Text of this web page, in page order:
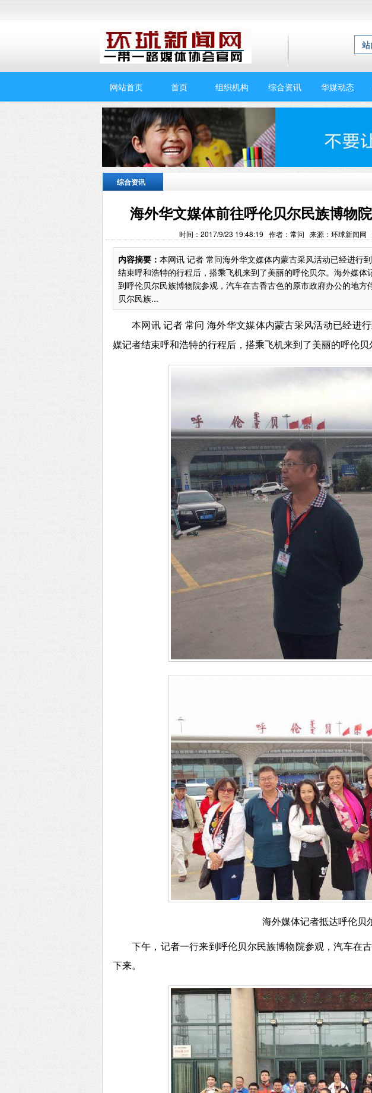
网站首页 首页 组织机构 综合资讯 华媒动态
综合资讯
海外华文媒体前往呼伦贝尔民族博物
时间：2017/9/23 19:48:19 作者：常问 来源：环球新闻网
内容摘要： 本网讯 记者 常问海外华文媒体内蒙古采风活动已经进行
结束呼和浩特的行程后，搭乘飞机来到了美丽的呼伦贝尔。海外媒
到呼伦贝尔民族博物院参观，汽车在古香古色的原市政府办公的地
贝尔民族...
本网讯 记者 常问 海外华文媒体内蒙古采风活动已经进行
媒记者结束呼和浩特的行程后，搭乘飞机来到了美丽的呼伦贝
海外媒体记者抵达呼伦贝
下午，记者一行来到 呼伦贝尔民族博物院参观，汽车在
下来。